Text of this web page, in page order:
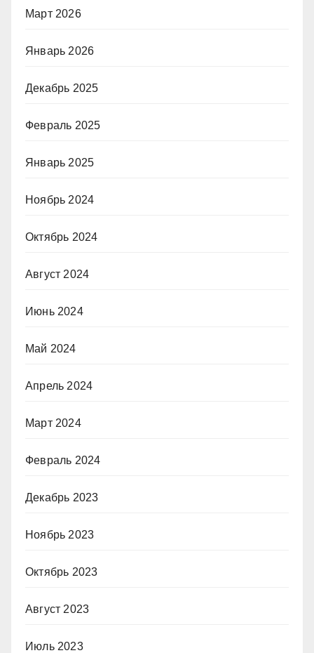
Март 2026
Январь 2026
Декабрь 2025
Февраль 2025
Январь 2025
Ноябрь 2024
Октябрь 2024
Август 2024
Июнь 2024
Май 2024
Апрель 2024
Март 2024
Февраль 2024
Декабрь 2023
Ноябрь 2023
Октябрь 2023
Август 2023
Июль 2023